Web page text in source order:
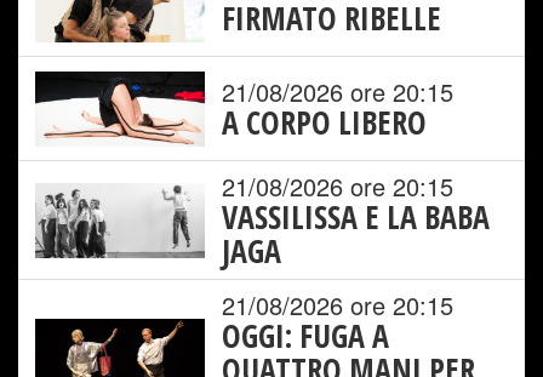
FIRMATO RIBELLE
21/08/2026 ore 20:15
A CORPO LIBERO
21/08/2026 ore 20:15
VASSILISSA E LA BABA
JAGA
21/08/2026 ore 20:15
OGGI: FUGA A